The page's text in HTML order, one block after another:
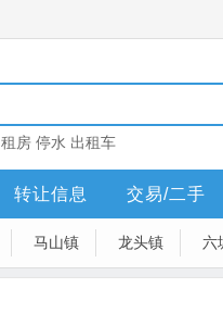
租房 停水 出租车
转让信息 交易/二手
马山镇 龙头镇 六